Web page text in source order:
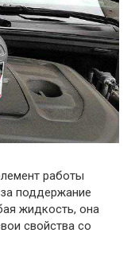
работы
поддержание
жидкость, она
свойства со